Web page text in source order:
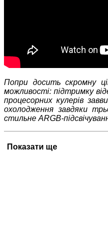
Попри досить скромну
можливості: підтримку
процесорних кулерів
охолодження завдяки
стильне ARGB-
Показати ще